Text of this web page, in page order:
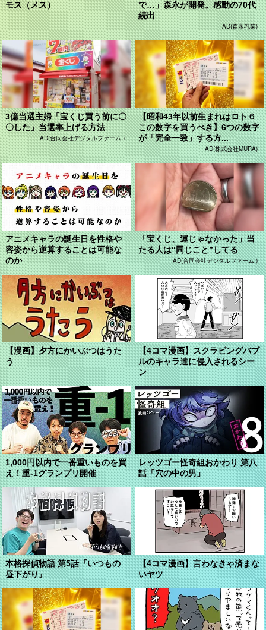
モス（メス）
で…」森永が開発。感動の70代
続出
AD(森永乳業)
3億当選主婦「宝くじ買う前に〇
〇した」当選率上げる方法
AD(合同会社デジタルファーム )
【昭和43年以前生まれはロト６
この数字を買うべき】6つの数字
が「完全一致」する方...
AD(株式会社MURA)
アニメキャラの誕生日を性格や
容姿から逆算することは可能な
のか
「宝くじ、運じゃなかった」当
たる人は“同じこと”してる
AD(合同会社デジタルファーム )
【漫画】夕方にかいぶつはうた
う
【4コマ漫画】スクラビングバブ
ルのキャラ達に侵入されるシー
ン
1,000円以内で一番重いものを買
え！重-1グランプリ開催
レッツゴー怪奇組おかわり 第八
話「穴の中の男」
本格探偵物語 第5話『いつもの
昼下がり』
【4コマ漫画】言わなきゃ済まな
いヤツ